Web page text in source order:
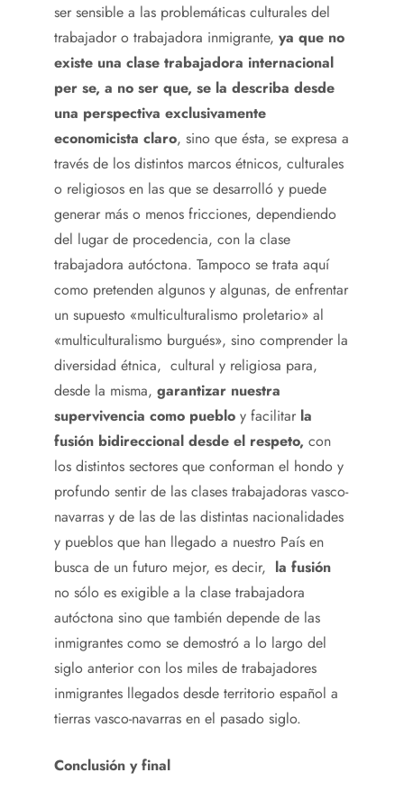
ser sensible a las problemáticas culturales del
trabajador o trabajadora inmigrante, ya que no
existe una clase trabajadora internacional
per se, a no ser que, se la describa desde
una perspectiva exclusivamente
economicista claro, sino que ésta, se expresa a
través de los distintos marcos étnicos, culturales
o religiosos en las que se desarrolló y puede
generar más o menos fricciones, dependiendo
del lugar de procedencia, con la clase
trabajadora autóctona. Tampoco se trata aquí
como pretenden algunos y algunas, de enfrentar
un supuesto «multiculturalismo proletario» al
«multiculturalismo burgués», sino comprender la
diversidad étnica, cultural y religiosa para,
desde la misma, garantizar nuestra
supervivencia como pueblo y facilitar la
fusión bidireccional desde el respeto, con
los distintos sectores que conforman el hondo y
profundo sentir de las clases trabajadoras vasco-
navarras y de las de las distintas nacionalidades
y pueblos que han llegado a nuestro País en
busca de un futuro mejor, es decir, la fusión
no sólo es exigible a la clase trabajadora
autóctona sino que también depende de las
inmigrantes como se demostró a lo largo del
siglo anterior con los miles de trabajadores
inmigrantes llegados desde territorio español a
tierras vasco-navarras en el pasado siglo.
Conclusión y final